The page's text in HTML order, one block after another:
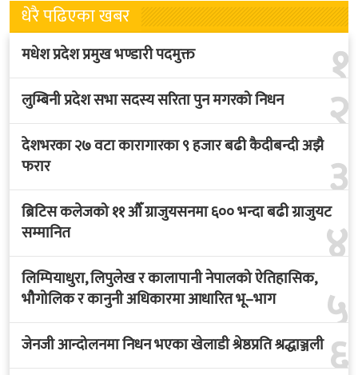
धेरै पढिएका खबर
१
मधेश प्रदेश प्रमुख भण्डारी पदमुक्त
२
लुम्बिनी प्रदेश सभा सदस्य सरिता पुन मगरको निधन
३
देशभरका २७ वटा कारागारका ९ हजार बढी कैदीबन्दी अझै
फरार
४
ब्रिटिस कलेजको ११ औँ ग्राजुयसनमा ६०० भन्दा बढी ग्राजुयट
सम्मानित
५
लिम्पियाधुरा, लिपुलेख र कालापानी नेपालको ऐतिहासिक,
भौगोलिक र कानुनी अधिकारमा आधारित भू–भाग
६
जेनजी आन्दोलनमा निधन भएका खेलाडी श्रेष्ठप्रति श्रद्धाञ्जली